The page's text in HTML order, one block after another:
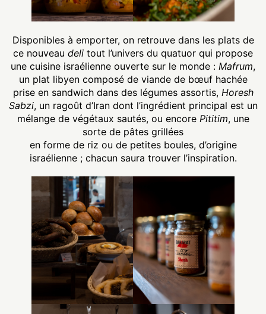
Disponibles à emporter, on retrouve dans les plats de
ce nouveau deli tout l’univers du quatuor qui propose
une cuisine israélienne ouverte sur le monde : Mafrum,
un plat libyen composé de viande de bœuf hachée
prise en sandwich dans des légumes assortis, Horesh
Sabzi, un ragoût d’Iran dont l’ingrédient principal est un
mélange de végétaux sautés, ou encore Pititim, une
sorte de pâtes grillées
en forme de riz ou de petites boules, d’origine
israélienne ; chacun saura trouver l’inspiration.